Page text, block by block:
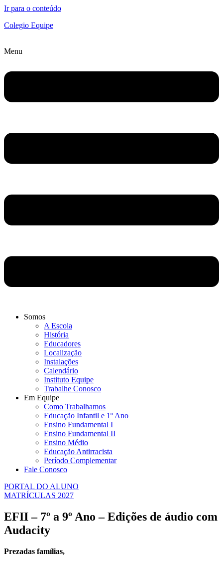
Ir para o conteúdo
Colegio Equipe
Menu
Somos
A Escola
História
Educadores
Localização
Instalações
Calendário
Instituto Equipe
Trabalhe Conosco
Em Equipe
Como Trabalhamos
Educação Infantil e 1º Ano
Ensino Fundamental I
Ensino Fundamental II
Ensino Médio
Educação Antirracista
Período Complementar
Fale Conosco
PORTAL DO ALUNO
MATRÍCULAS 2027
EFII – 7º a 9º Ano – Edições de áudio com
Audacity
Prezadas famílias,